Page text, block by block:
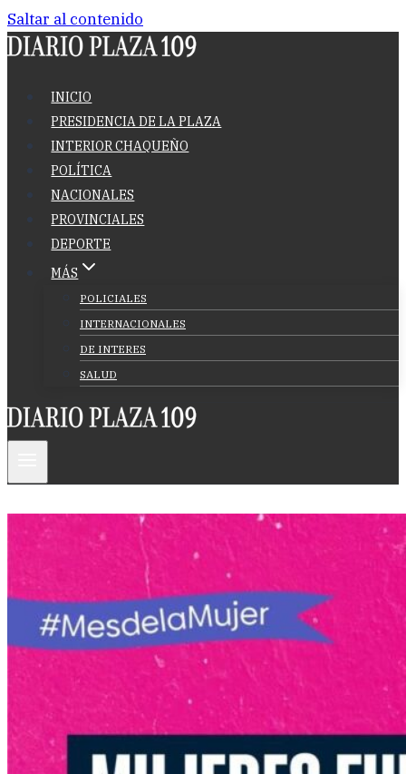
Saltar al contenido
INICIO
PRESIDENCIA DE LA PLAZA
INTERIOR CHAQUEÑO
POLÍTICA
NACIONALES
PROVINCIALES
DEPORTE
MÁS
POLICIALES
INTERNACIONALES
DE INTERES
SALUD